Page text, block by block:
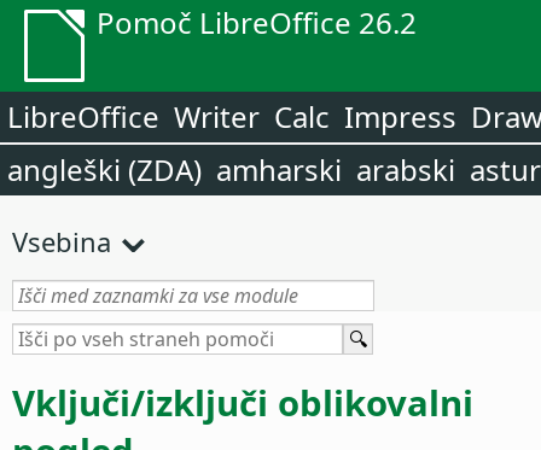
Pomoč LibreOffice 26.2
LibreOffice Writer Calc Impress
angleški (ZDA) amharski arabski
Vsebina
Vključi/izključi oblikovalni